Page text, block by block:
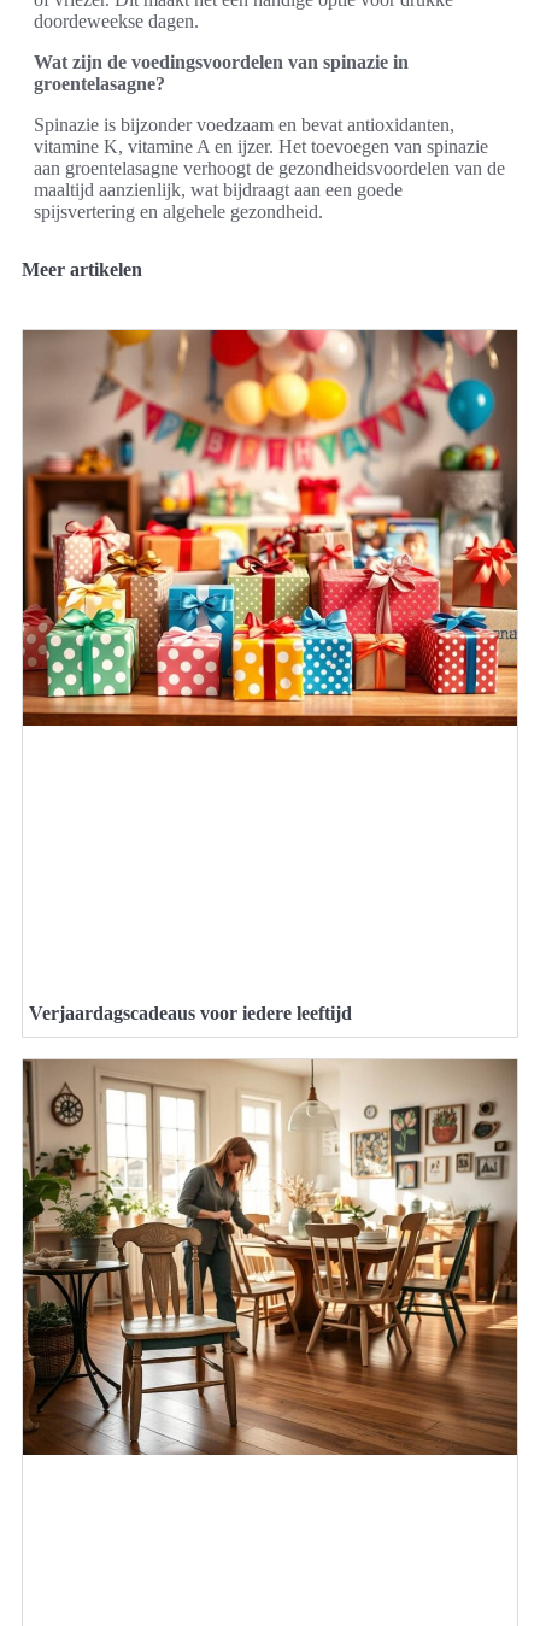
doordeweekse dagen.
Wat zijn de voedingsvoordelen van spinazie in
groentelasagne?
Spinazie is bijzonder voedzaam en bevat antioxidanten,
vitamine K, vitamine A en ijzer. Het toevoegen van spinazie
aan groentelasagne verhoogt de gezondheidsvoordelen van de
maaltijd aanzienlijk, wat bijdraagt aan een goede
spijsvertering en algehele gezondheid.
Meer artikelen
Verjaardagscadeaus voor iedere leeftijd